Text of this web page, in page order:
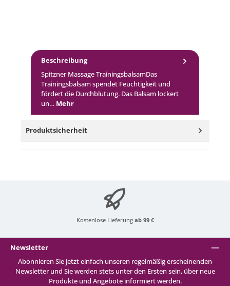
Beschreibung
Spitzner Massage TrainingsbalsamDas
Trainingsbalsam spendet Feuchtigkeit und
fördert die Durchblutung. Das Balsam lockert
un… Mehr
Produktsicherheit
Kostenlose Lieferung ab 99 €
Newsletter
Abonnieren Sie jetzt einfach unseren regelmäßig erscheinenden
Newsletter und Sie werden stets unter den Ersten sein, über neue
Produkte und Angebote informiert werden.